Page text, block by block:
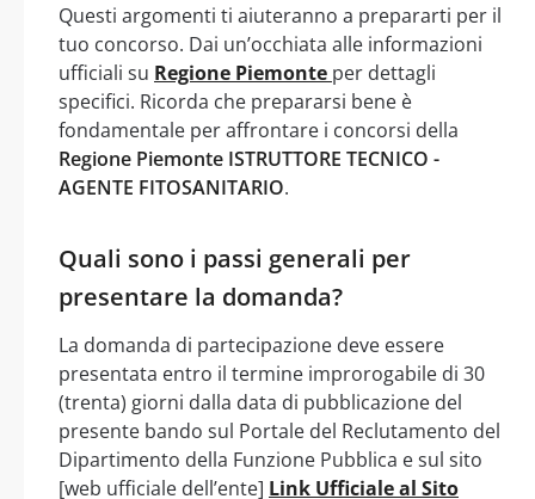
Questi argomenti ti aiuteranno a prepararti per il
tuo concorso. Dai un’occhiata alle informazioni
ufficiali su Regione Piemonte per dettagli
specifici. Ricorda che prepararsi bene è
fondamentale per affrontare i concorsi della
Regione Piemonte ISTRUTTORE TECNICO -
AGENTE FITOSANITARIO.
Quali sono i passi generali per
presentare la domanda?
La domanda di partecipazione deve essere
presentata entro il termine improrogabile di 30
(trenta) giorni dalla data di pubblicazione del
presente bando sul Portale del Reclutamento del
Dipartimento della Funzione Pubblica e sul sito
[web ufficiale dell’ente] Link Ufficiale al Sito